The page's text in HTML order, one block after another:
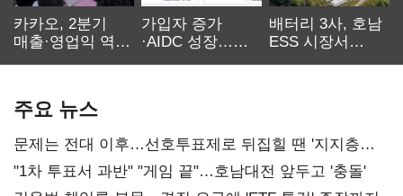
카카오, 2분기
매출·영업익 역대
가입자 증가
·AIDC 성장…
배터리 3사, 호남
ESS 시장서
주요 뉴스
문제는 전대 이후…선호투표제로 뒤집힐 땐 '지지층
불복'
"1차 투표서 과반" "게임 끝"…호남대전 앞두고 '충돌'